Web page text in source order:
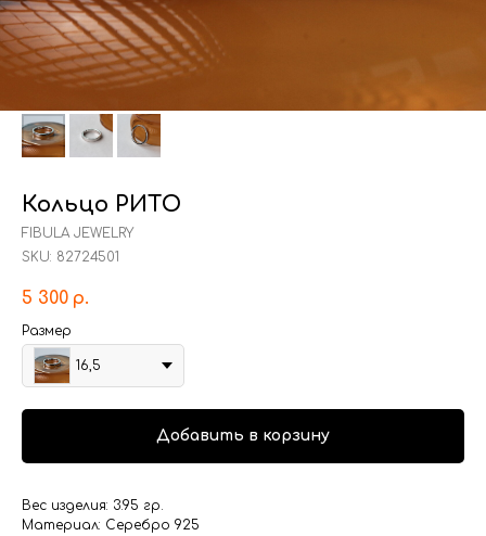
Кольцо РИТО
FIBULA JEWELRY
SKU: 82724501
5 300 р.
Размер
16,5
Добавить в корзину
Вес изделия: 3.95 гр.
Материал: Серебро 925